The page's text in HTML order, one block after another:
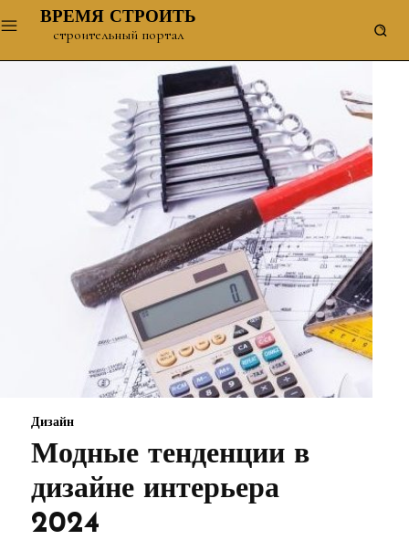
ВРЕМЯ СТРОИТЬ
строительный портал
Дизайн
Модные тенденции в
дизайне интерьера
2024